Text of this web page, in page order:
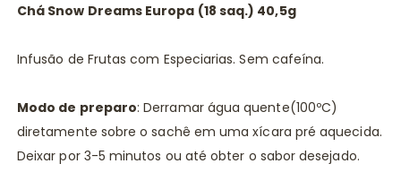
Chá Snow Dreams Europa (18 saq.) 40,5g
Infusão de Frutas com Especiarias. Sem cafeína.
Modo de preparo: Derramar água quente(100ºC)
diretamente sobre o sachê em uma xícara pré aquecida.
Deixar por 3-5 minutos ou até obter o sabor desejado.